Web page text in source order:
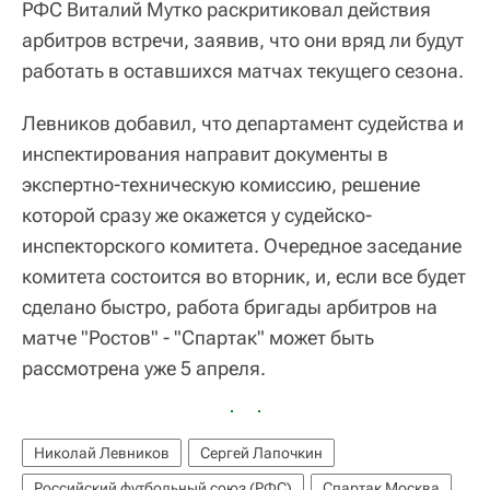
РФС Виталий Мутко раскритиковал действия
арбитров встречи, заявив, что они вряд ли будут
работать в оставшихся матчах текущего сезона.
Левников добавил, что департамент судейства и
инспектирования направит документы в
экспертно-техническую комиссию, решение
которой сразу же окажется у судейско-
инспекторского комитета. Очередное заседание
комитета состоится во вторник, и, если все будет
сделано быстро, работа бригады арбитров на
матче "Ростов" - "Спартак" может быть
рассмотрена уже 5 апреля.
Николай Левников
Сергей Лапочкин